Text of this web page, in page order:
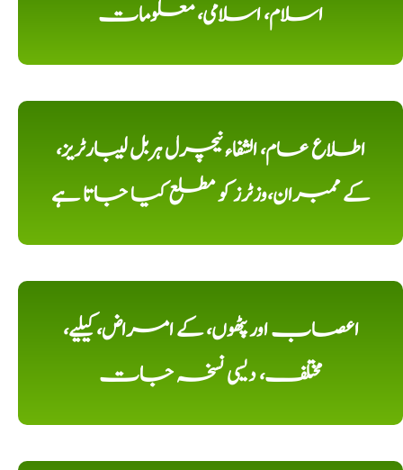
اسلام، اسلامی، معلومات
اطلاع عام، الشفاء نیچرل ہربل لیبارٹریز،
کے ممبران،وزٹرز کو مطلع کیا جاتا ہے
اعصاب اور پٹھوں، کے امراض، کیلیے،
مختلف، دیسی نسخہ جات